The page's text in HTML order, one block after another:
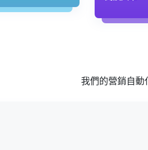
我們的營銷自動